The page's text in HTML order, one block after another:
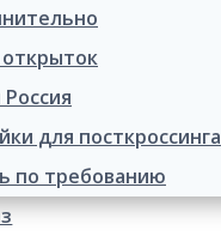
для посткроссинга
по требованию